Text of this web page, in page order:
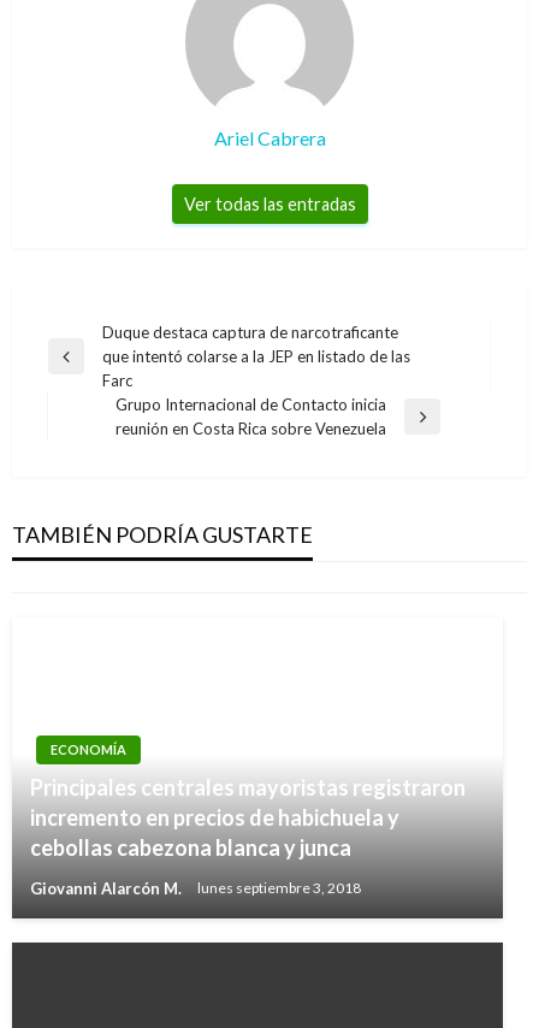
Ariel Cabrera
Ver todas las entradas
Navegación
de
entradas
Entrada
anterior
Duque destaca captura de narcotraficante
que intentó colarse a la JEP en listado de las
Farc
Entrada
Grupo Internacional de Contacto inicia
reunión en Costa Rica sobre Venezuela
TAMBIÉN PODRÍA GUSTARTE
2017
Manuel Reyes Beltran lunes enero 2, 2017
ECONOMÍA
Principales centrales mayoristas registraron
incremento en precios de habichuela y
cebollas cabezona blanca y junca
Giovanni Alarcón M. lunes septiembre 3, 2018